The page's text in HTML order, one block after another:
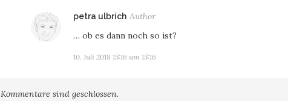
petra ulbrich sagt:
… ob es dann noch so ist?
10. Juli 2018 15:16 um 15:16
Kommentare sind geschlossen.